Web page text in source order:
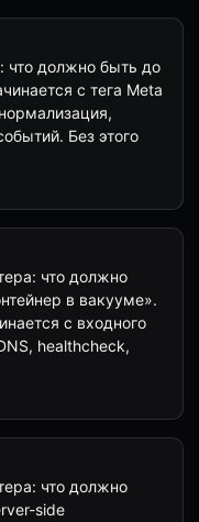
что должно быть до
с тега Meta
Без этого
что должно
в вакууме».
с входного
healthcheck,
что должно
side